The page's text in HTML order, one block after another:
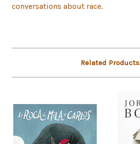
conversations about race.
Related Products